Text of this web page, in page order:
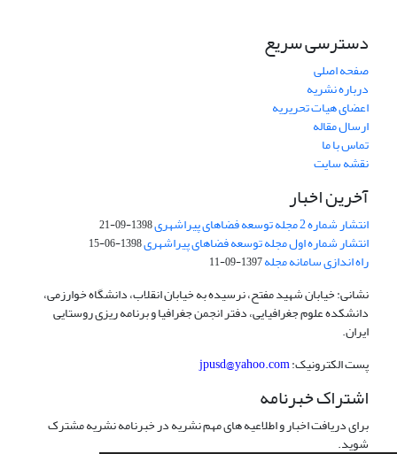
دسترسی سریع
صفحه اصلی
درباره نشریه
اعضای هیات تحریریه
ارسال مقاله
تماس با ما
نقشه سایت
آخرین اخبار
انتشار شماره 2 مجله توسعه فضاهای پیراشهری 1398-09-21
انتشار شماره اول مجله توسعه فضاهای پیراشهری1398-06-15
راه اندازی سامانه مجله1397-09-11
نشانی: خیابان شهید مفتح، نرسیده به خیابان انقلاب، دانشگاه خوارزمی،
دانشکده علوم جغرافیایی، دفتر انجمن جغرافیا و برنامه ریزی روستایی
ایران.
پست الکترونیک:jpusd@yahoo.com
اشتراک خبرنامه
برای دریافت اخبار و اطلاعیه های مهم نشریه در خبرنامه نشریه مشترک
شوید.